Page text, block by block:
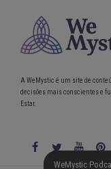
WeMystic
A WeMystic é um site de
decisões mais conscientes e
Estar.
WeMystic